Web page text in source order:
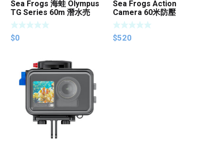
Sea Frogs 海蛙 Olympus
TG Series 60m 潛水売
$0
Sea Frogs Action
Camera 60米防壓
Aluminium Alloy 海蛙鋁合
金 Housing
$520